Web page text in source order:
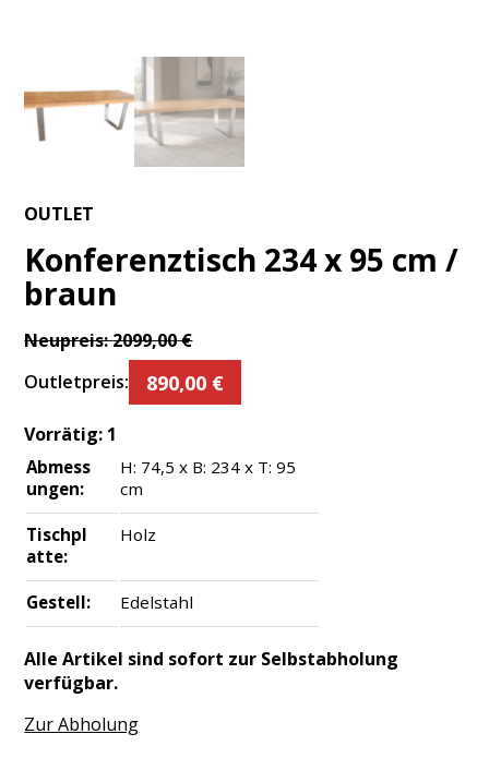
OUTLET
Konferenztisch 234 x 95 cm /
braun
Neupreis:2099,00€
Outletpreis:
890,00 €
Vorrätig: 1
Abmess
ungen:
H: 74,5 x B: 234 x T: 95
cm
Tischpl
atte:
Holz
Gestell: Edelstahl
Alle Artikel sind sofort zur Selbstabholung
verfügbar.
Zur Abholung